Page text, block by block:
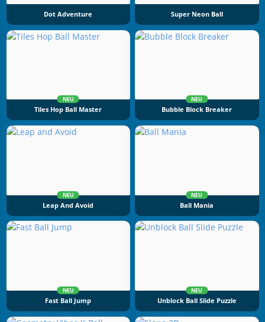
Dot Adventure Super Neon Ball
NEU
Tiles Hop Ball Master
NEU
Bubble Block Breaker
NEU
Leap And Avoid
NEU
Ball Mania
NEU
Fast Ball Jump
NEU
Unblock Ball Slide Puzzle